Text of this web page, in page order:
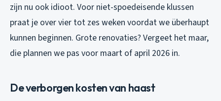
zijn nu ook idioot. Voor niet-spoedeisende klussen
praat je over vier tot zes weken voordat we überhaupt
kunnen beginnen. Grote renovaties? Vergeet het maar,
die plannen we pas voor maart of april 2026 in.
De verborgen kosten van haast